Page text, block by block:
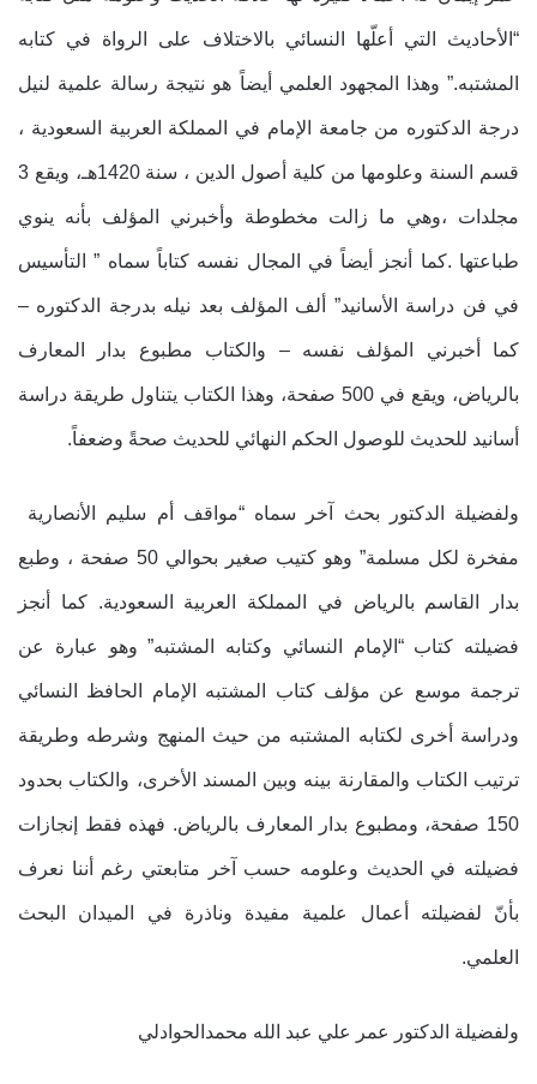
“الأحاديث التي أعلّها النسائي بالاختلاف على الرواة في كتابه
المشتبه.” وهذا المجهود العلمي أيضاً هو نتيجة رسالة علمية لنيل
درجة الدكتوره من جامعة الإمام في المملكة العربية السعودية ،
قسم السنة وعلومها من كلية أصول الدين ، سنة 1420هـ، ويقع 3
مجلدات ،وهي ما زالت مخطوطة وأخبرني المؤلف بأنه ينوي
طباعتها .كما أنجز أيضاً في المجال نفسه كتاباً سماه ” التأسيس
في فن دراسة الأسانيد” ألف المؤلف بعد نيله بدرجة الدكتوره –
كما أخبرني المؤلف نفسه – والكتاب مطبوع بدار المعارف
بالرياض، ويقع في 500 صفحة، وهذا الكتاب يتناول طريقة دراسة
أسانيد للحديث للوصول الحكم النهائي للحديث صحةً وضعفاً.
ولفضيلة الدكتور بحث آخر سماه “مواقف أم سليم الأنصارية
مفخرة لكل مسلمة” وهو كتيب صغير بحوالي 50 صفحة ، وطبع
بدار القاسم بالرياض في المملكة العربية السعودية. كما أنجز
فضيلته كتاب “الإمام النسائي وكتابه المشتبه” وهو عبارة عن
ترجمة موسع عن مؤلف كتاب المشتبه الإمام الحافظ النسائي
ودراسة أخرى لكتابه المشتبه من حيث المنهج وشرطه وطريقة
ترتيب الكتاب والمقارنة بينه وبين المسند الأخرى، والكتاب بحدود
150 صفحة، ومطبوع بدار المعارف بالرياض. فهذه فقط إنجازات
فضيلته في الحديث وعلومه حسب آخر متابعتي رغم أننا نعرف
بأنّ لفضيلته أعمال علمية مفيدة وناذرة في الميدان البحث
العلمي.
ولفضيلة الدكتور عمر علي عبد الله محمدالحوادلي